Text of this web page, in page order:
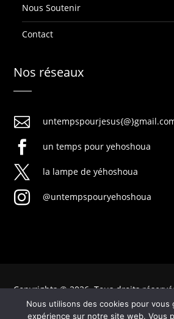
Nous Soutenir
Contact
Nos réseaux

 un temps pour yehoshoua
 la lampe de yéhoshoua
 @untempspouryehoshoua
Copyrights © 2026. Tous droits
Nous utilisons des cookies pour vous
expérience sur notre site web. Vous